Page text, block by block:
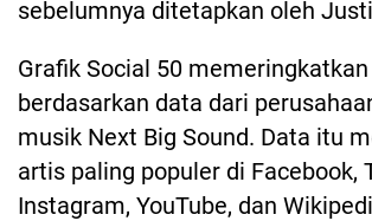
sebelumnya ditetapkan oleh
Grafik Social 50
berdasarkan data dari
musik Next Big Sound. Data itu
artis paling populer di Facebook,
Instagram, YouTube, dan